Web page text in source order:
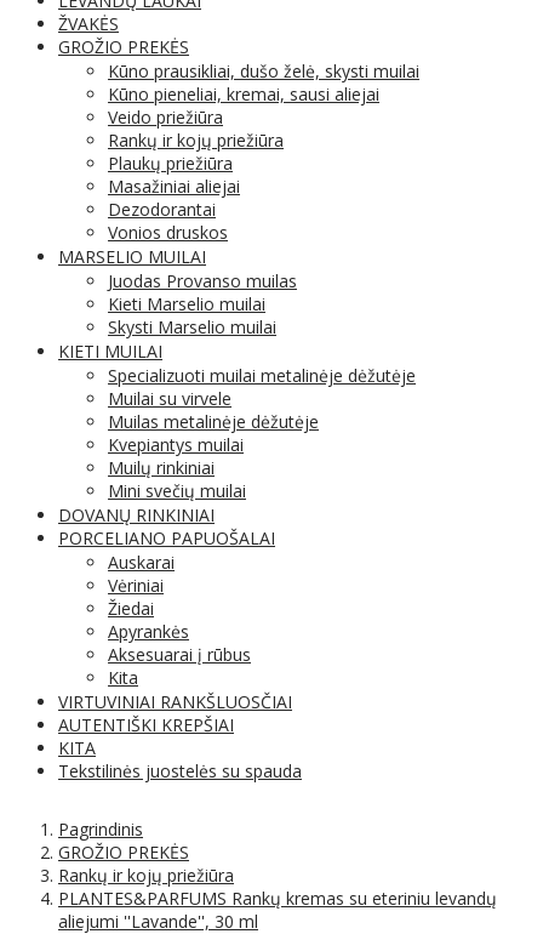
ŽVAKĖS
GROŽIO PREKĖS
Kūno prausikliai, dušo želė, skysti muilai
Kūno pieneliai, kremai, sausi aliejai
Veido priežiūra
Rankų ir kojų priežiūra
Plaukų priežiūra
Masažiniai aliejai
Dezodorantai
Vonios druskos
MARSELIO MUILAI
Juodas Provanso muilas
Kieti Marselio muilai
Skysti Marselio muilai
KIETI MUILAI
Specializuoti muilai metalinėje dėžutėje
Muilai su virvele
Muilas metalinėje dėžutėje
Kvepiantys muilai
Muilų rinkiniai
Mini svečių muilai
DOVANŲ RINKINIAI
PORCELIANO PAPUOŠALAI
Auskarai
Vėriniai
Žiedai
Apyrankės
Aksesuarai į rūbus
Kita
VIRTUVINIAI RANKŠLUOSČIAI
AUTENTIŠKI KREPŠIAI
KITA
Tekstilinės juostelės su spauda
Pagrindinis
GROŽIO PREKĖS
Rankų ir kojų priežiūra
PLANTES&PARFUMS Rankų kremas su eteriniu levandų
aliejumi ''Lavande'', 30 ml